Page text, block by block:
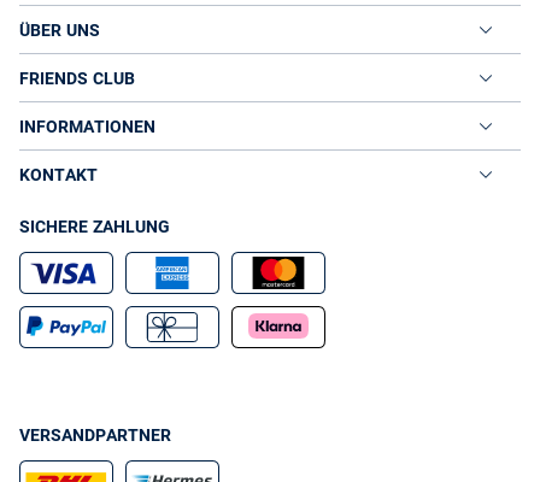
ÜBER UNS
FRIENDS CLUB
INFORMATIONEN
KONTAKT
SICHERE ZAHLUNG
VERSANDPARTNER